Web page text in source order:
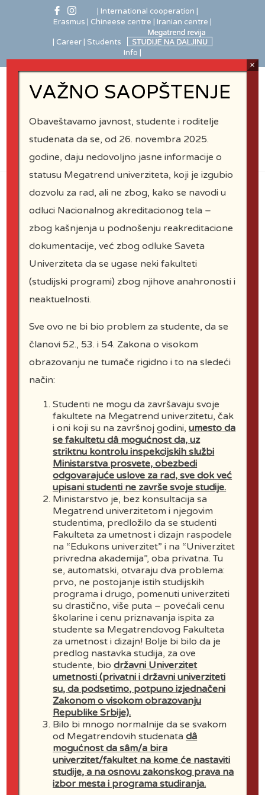
| International cooperation
Erasmus
| Chineese centre | Iranian centre |
| Career |
Students
Info |
Distinguished
Professors
(1922-2020)
Milutin Mrkonjić
(1942 – 2021)
Božin Jovanović
(1920 – 2011)
VAŽNO SAOPŠTENJE
Obaveštavamo javnost, studente i roditelje
studenata da se, od 26. novembra 2025.
godine, daju nedovoljno jasne informacije o
statusu Megatrend univerziteta, koji je izgubio
dozvolu za rad, ali ne zbog, kako se navodi u
odluci Nacionalnog akreditacionog tela –
zbog kašnjenja u podnošenju reakreditacione
dokumentacije, već zbog odluke Saveta
Univerziteta da se ugase neki fakulteti
(studijski programi) zbog njihove anahronosti i
neaktuelnosti.
Sve ovo ne bi bio problem za studente, da se
članovi 52., 53. i 54. Zakona o visokom
obrazovanju ne tumače rigidno i to na sledeći
način:
Studenti ne mogu da završavaju svoje
fakultete na Megatrend univerzitetu, čak
i oni koji su na završnoj godini,umesto da
se fakultetu dâ mogućnost da, uz
striktnu kontrolu inspekcijskih službi
Ministarstva prosvete, obezbedi
odgovarajuće uslove za rad, sve dok već
upisani studenti ne završe svoje studije.
Ministarstvo je, bez konsultacija sa
Megatrend univerzitetom i njegovim
studentima, predložilo da se studenti
Fakulteta za umetnost i dizajn raspodele
na “Edukons univerzitet” i na “Univerzitet
privredna akademija”, oba privatna. Tu
se, automatski, otvaraju dva problema:
prvo, ne postojanje istih studijskih
programa i drugo, pomenuti univerziteti
su drastično, više puta – povećali cenu
školarine i cenu priznavanja ispita za
studente sa Megatrendovog Fakulteta
za umetnost i dizajn! Bolje bi bilo da je
predlog nastavka studija, za ove
studente, biodržavni Univerzitet
umetnosti (privatni i državni univerziteti
su, da podsetimo, potpuno izjednačeni
Zakonom o visokom obrazovanju
Republike Srbije).
Bilo bi mnogo normalnije da se svakom
od Megatrendovih studenatadâ
mogućnost da sâm/a bira
univerzitet/fakultet na kome će nastaviti
studije, a na osnovu zakonskog prava na
izbor mesta i programa studiranja.
×